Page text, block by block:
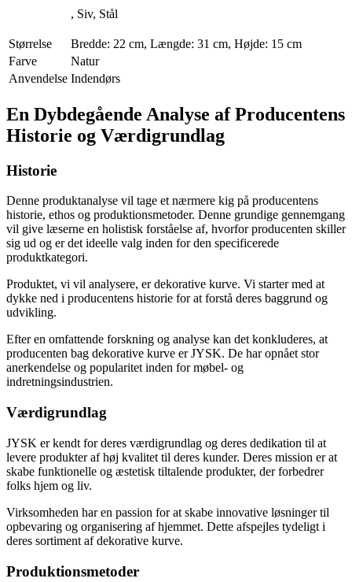
, Siv, Stål
Størrelse
Bredde: 22 cm, Længde: 31 cm, Højde: 15 cm
Farve
Natur
Anvendelse Indendørs
En Dybdegående Analyse af Producentens
Historie og Værdigrundlag
Historie
Denne produktanalyse vil tage et nærmere kig på producentens
historie, ethos og produktionsmetoder. Denne grundige gennemgang
vil give læserne en holistisk forståelse af, hvorfor producenten skiller
sig ud og er det ideelle valg inden for den specificerede
produktkategori.
Produktet, vi vil analysere, er dekorative kurve. Vi starter med at
dykke ned i producentens historie for at forstå deres baggrund og
udvikling.
Efter en omfattende forskning og analyse kan det konkluderes, at
producenten bag dekorative kurve er JYSK. De har opnået stor
anerkendelse og popularitet inden for møbel- og
indretningsindustrien.
Værdigrundlag
JYSK er kendt for deres værdigrundlag og deres dedikation til at
levere produkter af høj kvalitet til deres kunder. Deres mission er at
skabe funktionelle og æstetisk tiltalende produkter, der forbedrer
folks hjem og liv.
Virksomheden har en passion for at skabe innovative løsninger til
opbevaring og organisering af hjemmet. Dette afspejles tydeligt i
deres sortiment af dekorative kurve.
Produktionsmetoder